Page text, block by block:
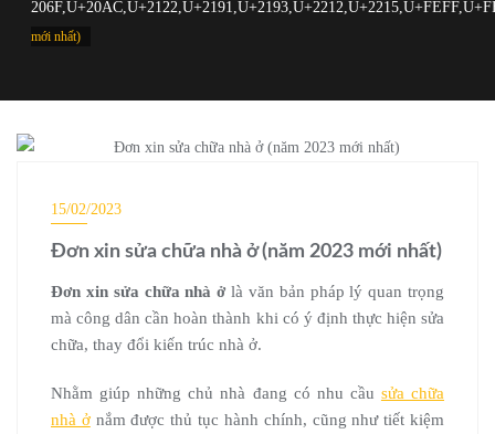
mới nhất)
15/02/2023
Đơn xin sửa chữa nhà ở (năm 2023 mới nhất)
Đơn xin sửa chữa nhà ởlà văn bản pháp lý quan trọng
mà công dân cần hoàn thành khi có ý định thực hiện sửa
chữa, thay đổi kiến trúc nhà ở.
Nhằm giúp những chủ nhà đang có nhu cầu sửa chữa
nhà ởnắm được thủ tục hành chính, cũng như tiết kiệm